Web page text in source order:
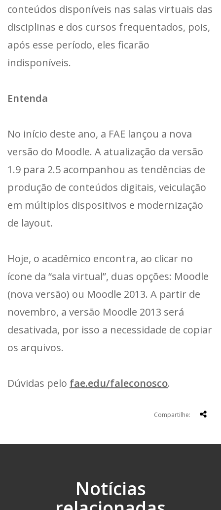
conteúdos disponíveis nas salas virtuais das
disciplinas e dos cursos frequentados, pois,
após esse período, eles ficarão
indisponíveis.
Entenda
No início deste ano, a FAE lançou a nova
versão do Moodle. A atualização da versão
1.9 para 2.5 acompanhou as tendências de
produção de conteúdos digitais, veiculação
em múltiplos dispositivos e modernização
de layout.
Hoje, o acadêmico encontra, ao clicar no
ícone da “sala virtual”, duas opções: Moodle
(nova versão) ou Moodle 2013. A partir de
novembro, a versão Moodle 2013 será
desativada, por isso a necessidade de copiar
os arquivos.
Dúvidas pelo fae.edu/faleconosco.
Compartilhe:
Notícias